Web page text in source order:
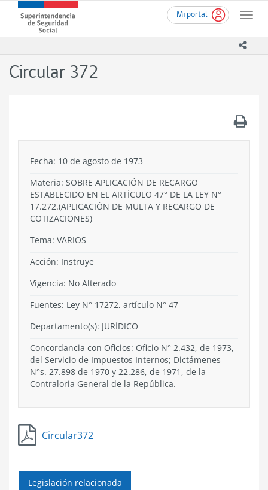
contenido
Mi portal
Toggle
Superintendencia
de
-
Circular 372
Fecha: 10 de agosto de 1973
Materia: SOBRE APLICACIÓN DE RECARGO
ESTABLECIDO EN EL ARTÍCULO 47° DE LA LEY N°
17.272.(APLICACIÓN DE MULTA Y RECARGO DE
COTIZACIONES)
Tema: VARIOS
Acción: Instruye
Vigencia: No Alterado
Fuentes: Ley N° 17272, artículo N° 47
Departamento(s): JURÍDICO
Concordancia con Oficios: Oficio N° 2.432, de 1973,
del Servicio de Impuestos Internos; Dictámenes
N°s. 27.898 de 1970 y 22.286, de 1971, de la
Contraloria General de la República.
Circular372
Legislación relacionada